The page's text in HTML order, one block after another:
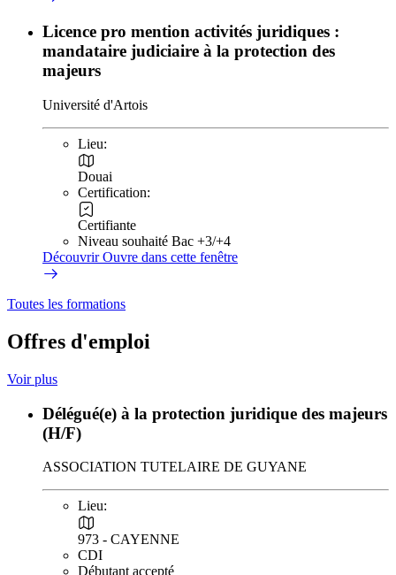
Licence pro mention activités juridiques :
mandataire judiciaire à la protection des
majeurs
Université d'Artois
Lieu:
Douai
Certification:
Certifiante
Niveau souhaité Bac +3/+4
DécouvrirOuvre dans cette fenêtre
Toutes les formations
Offres d'emploi
Voir plus
Délégué(e) à la protection juridique des majeurs
(H/F)
ASSOCIATION TUTELAIRE DE GUYANE
Lieu:
973 - CAYENNE
CDI
Débutant accepté